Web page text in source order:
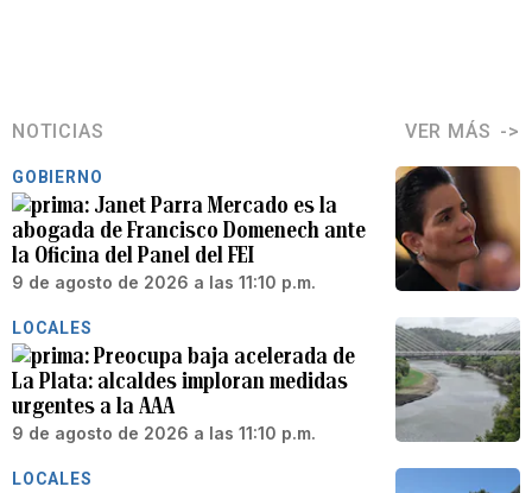
NOTICIAS VER MÁS
GOBIERNO
Janet Parra Mercado es la
abogada de Francisco Domenech ante
la Oficina del Panel del FEI
9 de agosto de 2026 a las 11:10 p.m.
LOCALES
Preocupa baja acelerada de
La Plata: alcaldes imploran medidas
urgentes a la AAA
9 de agosto de 2026 a las 11:10 p.m.
LOCALES